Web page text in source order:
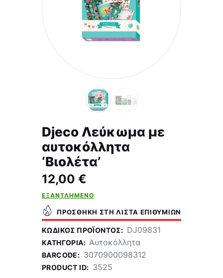
Djeco Λεύκωμα με
αυτοκόλλητα
‘Βιολέτα’
12,00 €
ΕΞΑΝΤΛΗΜΈΝΟ
ΠΡΟΣΘΉΚΗ ΣΤΗ ΛΊΣΤΑ ΕΠΙΘΥΜΙΏΝ
ΚΩΔΙΚΌΣ ΠΡΟΪΌΝΤΟΣ: DJ09831
ΚΑΤΗΓΟΡΊΑ: Αυτοκόλλητα
BARCODE: 3070900098312
PRODUCT ID: 3525